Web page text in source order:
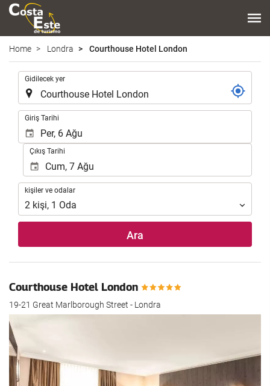
Home Londra Courthouse Hotel London
Gidilecek yer
Giriş Tarihi
Çıkış Tarihi
kişiler
ve
odalar
kişiler ve odalar
2 kişi, 1 Oda
Ara
Courthouse Hotel London
19-21 Great Marlborough Street - Londra